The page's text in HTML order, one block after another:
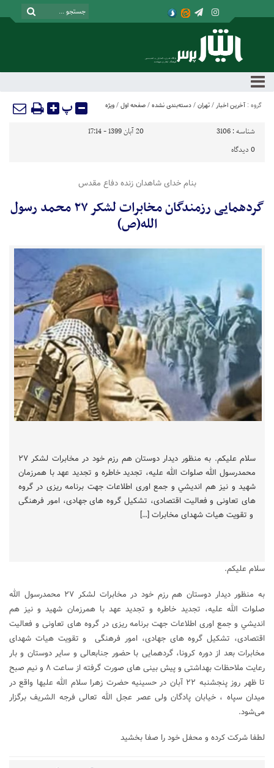
گروه : آخرین اخبار / تهران / دسته‌بندی نشده / صفحه اول / ویژه پ
شناسه : 3106
20 آبان 1399 - 17:14
0 دیدگاه
بنام خدای شاهدان زنده دفاع مقدس
گردهمایی رزمندگان مخابرات لشکر ۲۷ محمد رسول
الله(ص)
سلام علیکم. به منظور دیدار دوستان هم رزم خود در مخابرات لشکر ۲۷
محمدرسول الله صلوات الله علیه، تجدید خاطره و تجدید عهد با همرزمان
شهید و نیز هم انديشي و جمع اوری اطلاعات جهت برنامه ریزی در گروه
های تعاونی و فعالیت اقتصادی، تشکیل گروه های جهادی، امور فرهنگی
و تقویت هیات شهدای مخابرات […]
سلام علیکم.
به منظور دیدار دوستان هم رزم خود در مخابرات لشکر ۲۷ محمدرسول الله
صلوات الله علیه، تجدید خاطره و تجدید عهد با همرزمان شهید و نیز هم
انديشي و جمع اوری اطلاعات جهت برنامه ریزی در گروه های تعاونی و فعالیت
اقتصادی، تشکیل گروه های جهادی، امور فرهنگی و تقویت هیات شهدای
مخابرات بعد از دوره کرونا، گردهمایی با حضور جنابعالی و سایر دوستان و بار
رعایت ملاحظات بهداشتی و پیش بینی های صورت گرفته از ساعت ۸ و نیم صبح
تا ظهر روز پنجشنبه ۲۲ آبان در حسينيه حضرت زهرا سلام الله علیها واقع در
ميدان سپاه ، خیابان پادگان ولی عصر عجل الله تعالی فرجه الشریف برگزار
می‌شود.
لطفا شركت کرده و محفل خود را صفا بخشید